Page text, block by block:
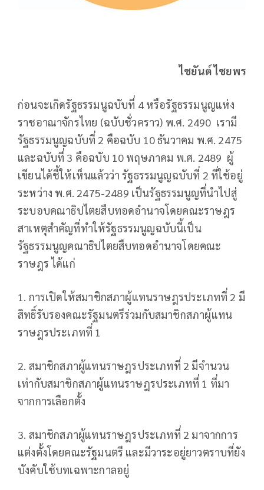
ไชยันต์ ไชยพร
ก่อนจะเกิดรัฐธรรมนูฉบับที่ 4 หรือรัฐธรรมนูญแห่ง
ราชอาณาจักรไทย (ฉบับชั่วคราว) พ.ศ. 2490 เรามี
รัฐธรรมนูญฉบับที่ 2 คือฉบับ 10 ธันวาคม พ.ศ. 2475
และฉบับที่ 3 คือฉบับ 10 พฤษภาคม พ.ศ. 2489 ผู้
เขียนได้ชี้ให้เห็นแล้วว่า รัฐธรรมนูญฉบับที่ 2 ที่ใช้อยู่
ระหว่าง พ.ศ. 2475-2489 เป็นรัฐธรรมนูญที่นำไปสู่
ระบอบคณาธิปไตยสืบทอดอำนาจโดยคณะราษฎร
สาเหตุสำคัญที่ทำให้รัฐธรรมนูญฉบับนี้เป็น
รัฐธรรมนูญคณาธิปไตยสืบทอดอำนาจโดยคณะ
ราษฎร ได้แก่
1. การเปิดให้สมาชิกสภาผู้แทนราษฎรประเภทที่ 2 มี
สิทธิ์รับรองคณะรัฐมนตรีร่วมกับสมาชิกสภาผู้แทน
ราษฎรประเภทที่ 1
2. สมาชิกสภาผู้แทนราษฎรประเภทที่ 2 มีจำนวน
เท่ากับสมาชิกสภาผู้แทนราษฎรประเภทที่ 1 ที่มา
จากการเลือกตั้ง
3. สมาชิกสภาผู้แทนราษฎรประเภทที่ 2 มาจากการ
แต่งตั้งโดยคณะรัฐมนตรี และมีวาระอยู่ยาวตราบที่ยัง
บังคับใช้บทเฉพาะกาลอยู่